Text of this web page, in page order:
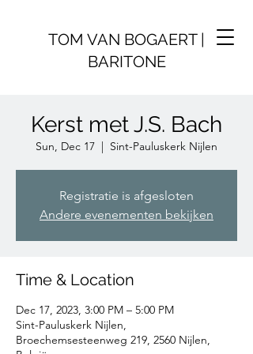
TOM VAN BOGAERT |
BARITONE
Kerst met J.S. Bach
Sun, Dec 17
  |
Sint-Pauluskerk Nijlen
Registratie is afgesloten
Andere evenementen bekijken
Time & Location
Dec 17, 2023, 3:00 PM – 5:00 PM
Sint-Pauluskerk Nijlen,
Broechemsesteenweg 219, 2560 Nijlen,